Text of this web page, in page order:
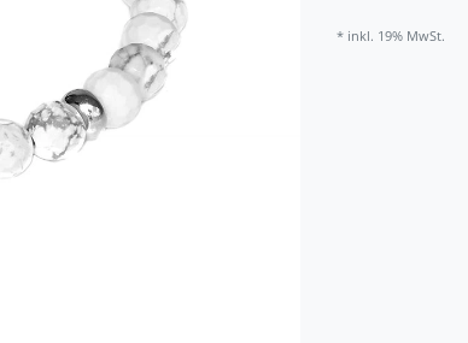
* inkl. 19% MwSt.